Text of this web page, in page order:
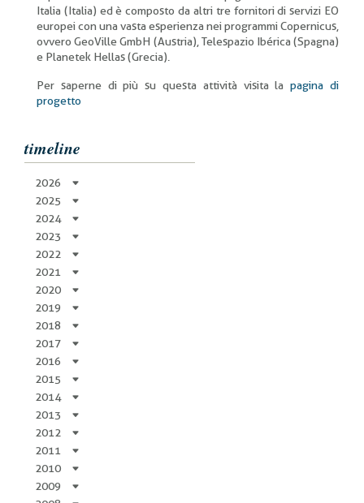
Italia (Italia) ed è composto da altri tre fornitori di servizi EO
europei con una vasta esperienza nei programmi Copernicus,
ovvero GeoVille GmbH (Austria), Telespazio Ibérica (Spagna)
e Planetek Hellas (Grecia).
Per saperne di più su questa attività visita lapagina di
progetto
timeline
2026
2025
2024
2023
2022
2021
2020
2019
2018
2017
2016
2015
2014
2013
2012
2011
2010
2009